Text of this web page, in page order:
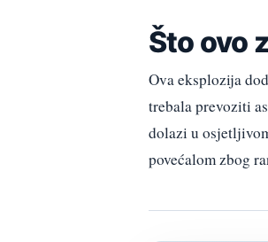
Što ovo
Ova eksplozija
trebala prevoziti
dolazi u
povećalom zbog